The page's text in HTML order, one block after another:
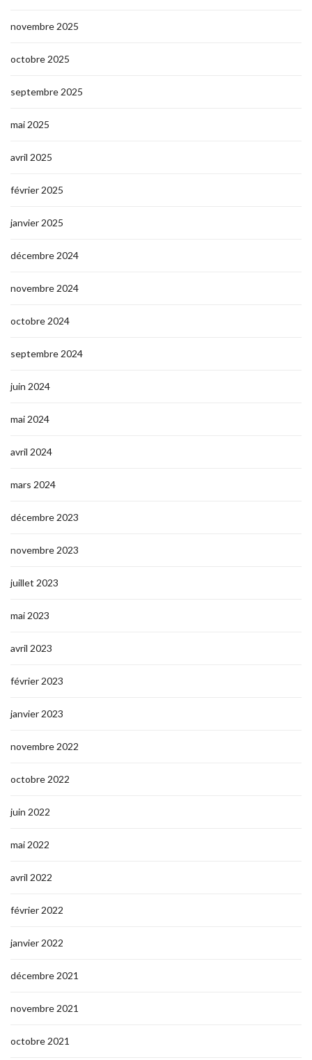
novembre 2025
octobre 2025
septembre 2025
mai 2025
avril 2025
février 2025
janvier 2025
décembre 2024
novembre 2024
octobre 2024
septembre 2024
juin 2024
mai 2024
avril 2024
mars 2024
décembre 2023
novembre 2023
juillet 2023
mai 2023
avril 2023
février 2023
janvier 2023
novembre 2022
octobre 2022
juin 2022
mai 2022
avril 2022
février 2022
janvier 2022
décembre 2021
novembre 2021
octobre 2021